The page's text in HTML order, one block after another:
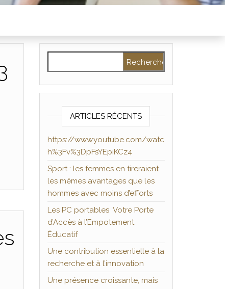
ARTICLES RÉCENTS
https://www.youtube.com/watc
h%3Fv%3DpFsYEpiKCz4
Sport : les femmes en tireraient
les mêmes avantages que les
hommes avec moins d’efforts
Les PC portables Votre Porte
d’Accès à l’Empotement
Éducatif
Une contribution essentielle à la
recherche et à l’innovation
Une présence croissante, mais